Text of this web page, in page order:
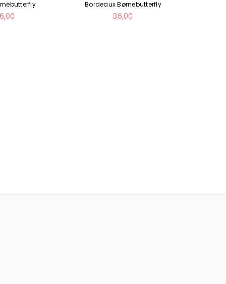
Bordeaux Børnebutterfly
Normal
36,00